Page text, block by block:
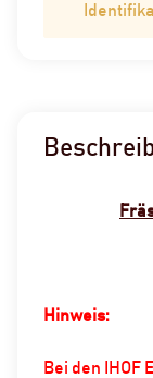
Hinweis:
Bei den